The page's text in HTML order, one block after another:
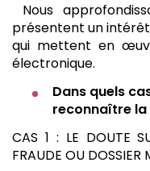
Nous
présentent un
qui mettent en
électronique.
Dans quels
reconnaître
CAS 1 : LE DOUTE
FRAUDE OU DOSSIER